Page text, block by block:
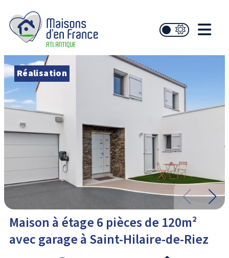
Réalisation
Maison à étage 6 pièces de 120m²
avec garage à Saint-Hilaire-de-Riez